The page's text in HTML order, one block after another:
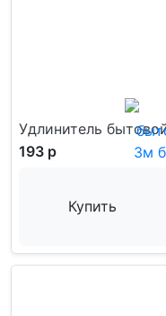
Удлинитель
193 р
Купить